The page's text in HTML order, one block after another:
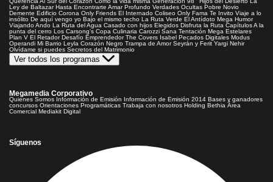
Ley de Baltazar Hasta Encontrarte Amar Profundo Verdades Ocultas Pobre Novio
Demente Edificio Corona Only Friends El Internado Coliseo Only Fama Te Invito Viaje a lo
insólito De aquí vengo yo Bajo el mismo techo La Ruta Verde El Antídoto Mega Humor
Viajando Ando La Ruta del Agua Casado con hijos Elegidos Disfruta la Ruta CapítulosA la
punta del cerro Los Carsong's Copa Culinaria Carozzi Sana Tentación Mega Estelares
Plan V El Retador Desafío Emprendedor The Covers Isabel Pecados Digitales Modus
Operandi Mi Barrio Leyla Corazón Negro Trampa de Amor Seyrán y Ferit Yargi Nehir
Olvídame si puedes Secretos del Matrimonio
Ver todos los programas
Megamedia Corporativo
Quienes Somos Información de Emisión Información de Emisión 2014 Bases y ganadores
concursos Orientaciones Programáticas Trabaja con nosotros Holding Bethia Área
Comercial Mediakit Digital
Síguenos